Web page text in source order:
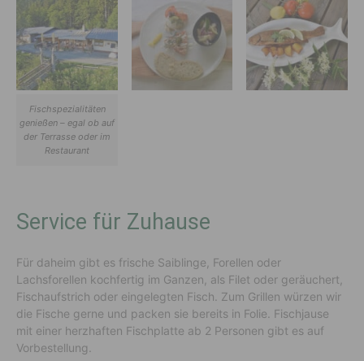
Fischspezialitäten
genießen – egal ob auf
der Terrasse oder im
Restaurant
Service für Zuhause
Für daheim gibt es frische Saiblinge, Forellen oder
Lachsforellen kochfertig im Ganzen, als Filet oder geräuchert,
Fischaufstrich oder eingelegten Fisch. Zum Grillen würzen wir
die Fische gerne und packen sie bereits in Folie. Fischjause
mit einer herzhaften Fischplatte ab 2 Personen gibt es auf
Vorbestellung.